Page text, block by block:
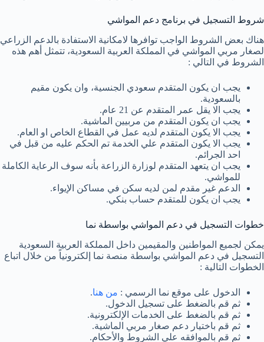
شروط التسجيل في برنامج دعم المواشي
هناك بعض الشروط الواجب توافرها لامكانية الاستفادة بالدعم الزراعي
لصغار مربي المواشي في المملكة العربية السعودية، تتمثل أهم هذه
الشروط في التالي :
يجب ان يكون المتقدم سعودي الجنسية، وان يكون مقيم
بالسعودية.
يجب الا يقل عمر المتقدم عن 21 عام.
يجب ان يكون المتقدم من مربيين الماشية.
يجب الا يكون المتقدم لديه عمل في القطاع الخاص او العام.
يجب الا يكون المتقدم علي الخدمة تم الحكم عليه من قبل في
احد الجرائم.
يجب ان يتعهد المتقدم لوزارة الزراعة بأنه سوف الرعاية الكاملة
للمواشي.
الدعم غير مقدم لمن لديه سكن في مساكن الإيواء.
يجب ان يكون للمتقدم حساب بنكي.
خطوات التسجيل في دعم المواشي بواسطة نما
يمكن لجميع المواطنين والمقيمين داخل المملكة العربية السعودية
التسجيل في دعم المواشي بواسطة منصة نما إلكترونياً من خلال اتباع
الخطوات التالية :
الدخول على موقع نما الرسمي : من هنا.
ثم قم بالضغط على تسجيل الدخول.
ثم قم بالضغط على الخدمات الإلكترونية.
ثم قم باختيار دعم صغار مربي الماشية.
ثم قم بالموافقه علي الشروط والأحكام.